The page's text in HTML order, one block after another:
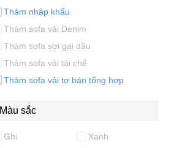
Thảm nhập khẩu
Thảm sofa vải Denim
Thảm sofa sợi gai dầu
Thảm sofa vải tái chế
Thảm sofa vải tơ bán tổng hợp
Màu sắc
Ghi
Xanh